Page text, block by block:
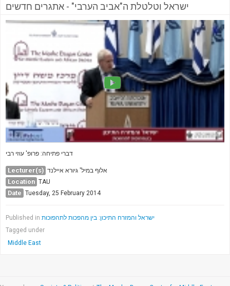
ישראל וטלטלת ה"אביב הערבי" - אתגרים חדשים
דברי פתיחה: פרופ' עוזי רבי
Lecturer(s) אלוף במיל' גיורא איילנד
Location TAU
Date Tuesday, 25 February 2014
Published in ישראל והמזרח התיכון: בין מהפכות לתהפוכות
Tagged under
Middle East